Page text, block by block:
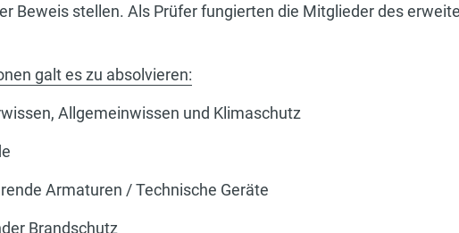
Beweis stellen. Als Prüfer fungierten die Mitglieder des
galt es zu absolvieren:
Allgemeinwissen und Klimaschutz
Armaturen / Technische Geräte
Brandschutz